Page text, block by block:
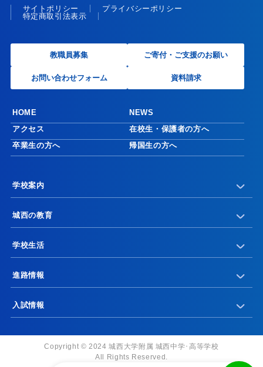
サイトポリシー
プライバシーポリシー
特定商取引法表示
教職員募集 ご寄付・ご支援のお願い
お問い合わせフォーム 資料請求
HOME
NEWS
アクセス
在校生・保護者の方へ
卒業生の方へ
帰国生の方へ
学校案内
城西の教育
学校生活
進路情報
入試情報
Copyright © 2024 城西大学附属 城西中学･高等学校
All Rights Reserved.